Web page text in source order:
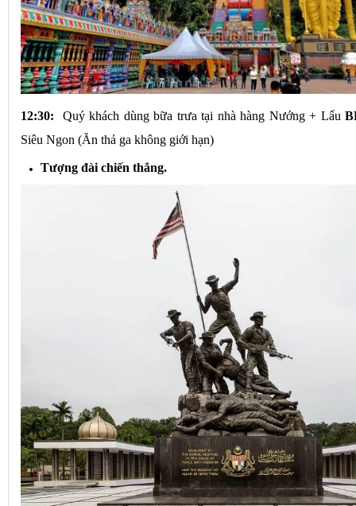
12:30: Quý khách dùng bữa trưa tại nhà hàng Nướng + Lẩu
Siêu Ngon (Ăn thả ga không giới hạn)